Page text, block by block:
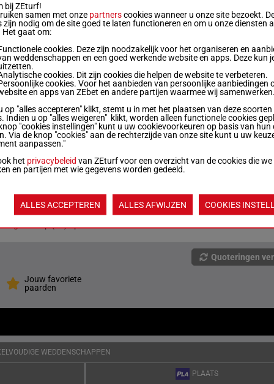
kg
kg 8p 9p 4
kg 2p 3
Quoteringen
Jouw favoriete
paarden
WEDDENSCHAPPEN
PLAATS
bij ZEturf!
samen met onze partnerscookies wanneer u onze site bezoekt.
zijn nodig om de site goed te laten functioneren en om u onze diensten
Het gaat om:
cookies. Deze zijn noodzakelijk voor het organiseren en
weddenschappen en een goed werkende website en apps. Deze kun
cookies. Dit zijn cookies die helpen de website te verbeteren.
cookies. Voor het aanbieden van persoonlijke aanbiedingen
en apps van ZEbet en andere partijen waarmee wij
op "alles accepteren" klikt, stemt u in met het plaatsen van deze soorten
Indien u op "alles weigeren" klikt, worden alleen functionele cookies
"cookies instellingen" kunt u uw cookievoorkeuren op basis van hun
Via de knop "cookies" aan de rechterzijde van onze site kunt u uw
aanpassen."
het privacybeleid van ZEturf voor een overzicht van de cookies die we
en partijen met wie gegevens worden gedeeld.
ALLES ACCEPTEREN ALLES AFWIJZEN COOKIES